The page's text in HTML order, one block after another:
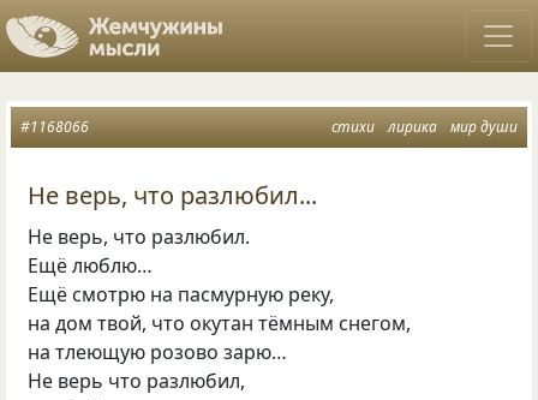
стихи лирика мир души
#1168066
Не верь, что разлюбил...
Не верь, что разлюбил.
Ещё люблю…
Ещё смотрю на пасмурную реку,
на дом твой, что окутан тёмным снегом,
на тлеющую розово зарю…
Не верь что разлюбил,